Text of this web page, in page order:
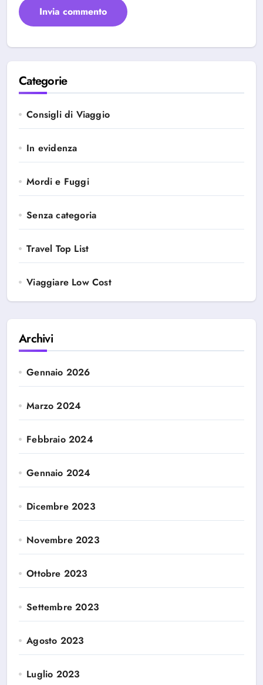
Categorie
Consigli di Viaggio
In evidenza
Mordi e Fuggi
Senza categoria
Travel Top List
Viaggiare Low Cost
Archivi
Gennaio 2026
Marzo 2024
Febbraio 2024
Gennaio 2024
Dicembre 2023
Novembre 2023
Ottobre 2023
Settembre 2023
Agosto 2023
Luglio 2023